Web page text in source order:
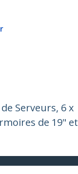
Serveurs, 6 x
de 19" et
Relier